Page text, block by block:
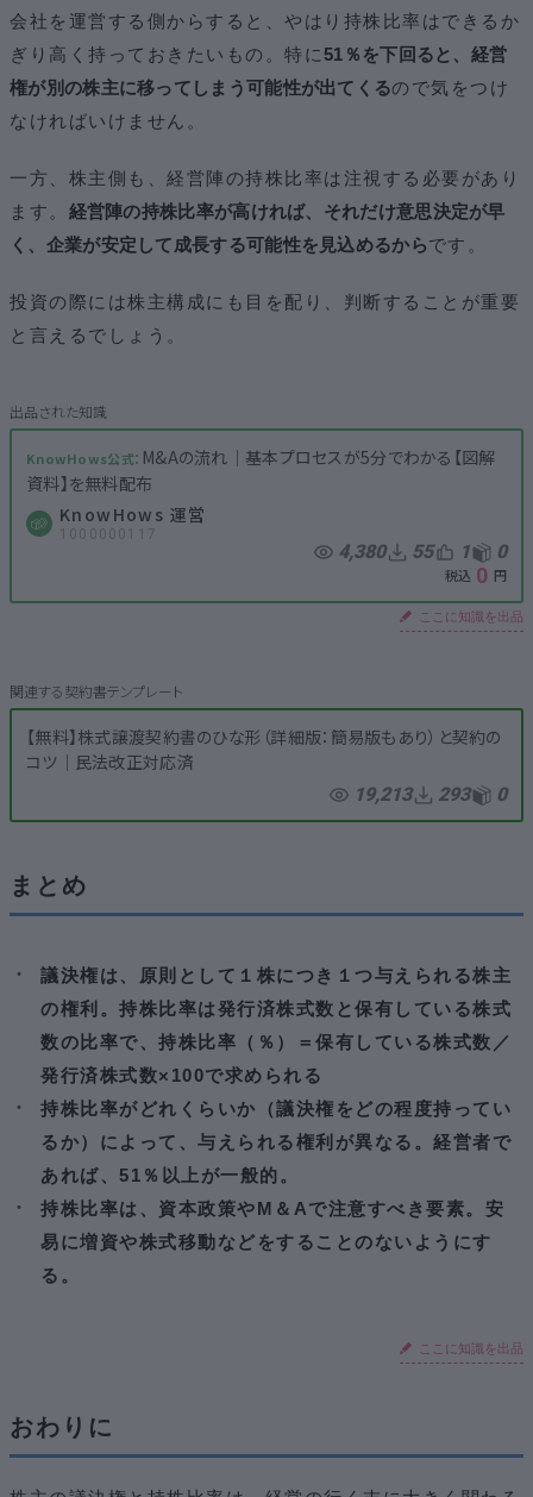
会社を運営する側からすると、やはり持株比率はできるか
ぎり高く持っておきたいもの。特に51％を下回ると、経営
権が別の株主に移ってしまう可能性が出てくるので気をつけ
なければいけません。
一方、株主側も、経営陣の持株比率は注視する必要があり
ます。 経営陣の持株比率が高ければ、それだけ意思決定が早
く、企業が安定して成長する可能性を見込めるからです。
投資の際には株主構成にも目を配り、判断することが重要
と言えるでしょう。
M&Aの流れ│基本プロセスが5分でわかる【図解
資料】を無料配布
KnowHows 運営
1000000117
4,380 55 1 0
0
ここに知識を出品
【無料】株式譲渡契約書のひな形（詳細版：簡易版もあり）と契約の
コツ│民法改正対応済
19,213 293 0
まとめ
議決権は、原則として１株につき１つ与えられる株主
の権利。持株比率は発行済株式数と保有している株式
数の比率で、持株比率（％）＝保有している株式数／
発行済株式数×100で求められる
持株比率がどれくらいか（議決権をどの程度持ってい
るか）によって、与えられる権利が異なる。経営者で
あれば、51％以上が一般的。
持株比率は、資本政策やM＆Aで注意すべき要素。安
易に増資や株式移動などをすることのないようにす
る。
ここに知識を出品
おわりに